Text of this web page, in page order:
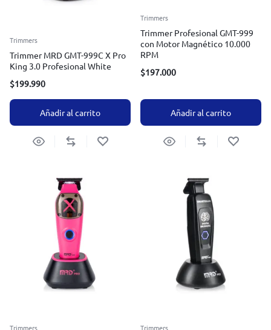
Trimmers
Trimmer MRD GMT-999C X Pro
King 3.0 Profesional White
$199.990
Añadir al carrito
Trimmers
Trimmer Profesional GMT-999
con Motor Magnético 10.000
RPM
$197.000
Añadir al carrito
Trimmers Trimmers